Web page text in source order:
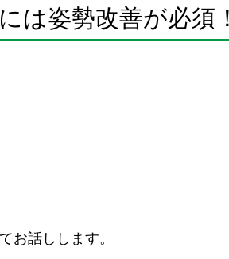
は姿勢改善が必須！
お話しします。